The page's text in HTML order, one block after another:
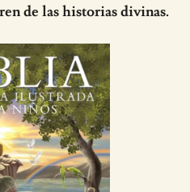
de las historias divinas.